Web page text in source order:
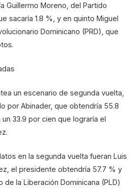
Guillermo Moreno, del Partido
sacaría 1.8 %, y en quinto Miguel
Dominicano (PRD), que
un escenario de segunda vuelta,
por Abinader, que obtendría 55.8
33.9 por cien que lograría el
en la segunda vuelta fueran Luis
el presidente obtendría 57.7 % y
de la Liberación Dominicana (PLD)